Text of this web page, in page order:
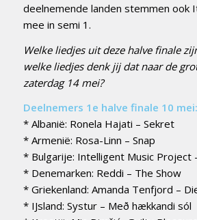
deelnemende landen stemmen ook
mee in semi 1.
Welke liedjes uit deze halve finale
welke liedjes denk jij dat naar de
zaterdag 14 mei?
Deelnemers 1e halve finale 10 mei:
* Albanië: Ronela Hajati – Sekret
* Armenië: Rosa-Linn – Snap
* Bulgarije: Intelligent Music Project
* Denemarken: Reddi – The Show
* Griekenland: Amanda Tenfjord –
* IJsland: Systur – Með hækkandi sól